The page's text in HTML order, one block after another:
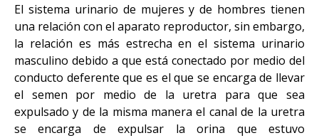
El sistema urinario de mujeres y de hombres tienen
una relación con el aparato reproductor, sin embargo,
la relación es más estrecha en el sistema urinario
masculino debido a que está conectado por medio del
conducto deferente que es el que se encarga de llevar
el semen por medio de la uretra para que sea
expulsado y de la misma manera el canal de la uretra
se encarga de expulsar la orina que estuvo